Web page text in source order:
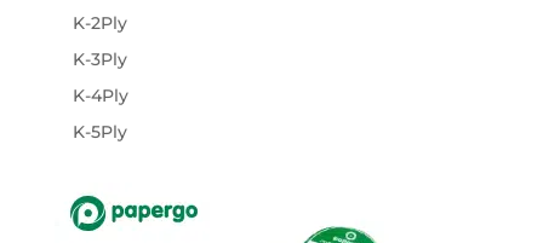
K-2Ply
K-3Ply
K-4Ply
K-5Ply